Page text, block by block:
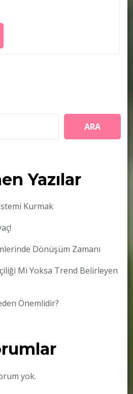
ARA
Yazılar
Kurmak
Dönüşüm Zamanı
Mi Yoksa Trend Belirleyen
Önemlidir?
yok.